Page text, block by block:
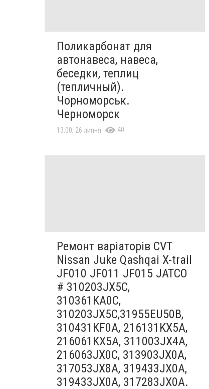
Поликарбонат для
автонавеса, навеса,
беседки, теплиц
(тепличный).
Чорноморськ.
Черноморск
13:00, 26 липня 40
Ремонт варіаторів CVT
Nissan Juke Qashqai X-trail
JF010 JF011 JF015 JATCO
# 310203JX5C,
310361KA0C,
310203JX5C,31955EU50B,
310431KF0A, 216131KX5A,
216061KX5A, 311003JX4A,
216063JX0C, 313903JX0A,
317053JX8A, 319433JX0A,
319433JX0A, 317283JX0A.